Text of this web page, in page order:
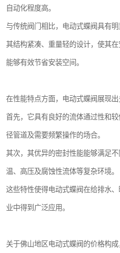
自动化程度高。
与传统阀门相比，电动式蝶阀具有明
其结构紧凑、重量轻的设计，使其
能够有效节省安装空间。
在性能特点方面，电动式蝶阀展现出
首先，它具有良好的流体通过性和
径管道及需要频繁操作的场合。
其次，其优异的密封性能能够满足
温、高压及腐蚀性流体等复杂环境。
这些特性使得电动式蝶阀在给排水
业中得到广泛应用。
关于佛山地区电动式蝶阀的价格构成